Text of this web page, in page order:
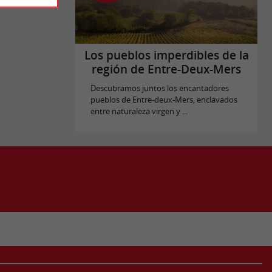
Los pueblos imperdibles de la
región de Entre-Deux-Mers
Descubramos juntos los encantadores
pueblos de Entre-deux-Mers, enclavados
entre naturaleza virgen y ...